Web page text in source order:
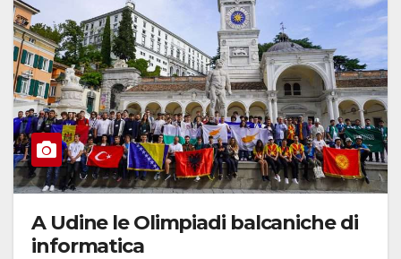
A Udine le Olimpiadi balcaniche di
informatica